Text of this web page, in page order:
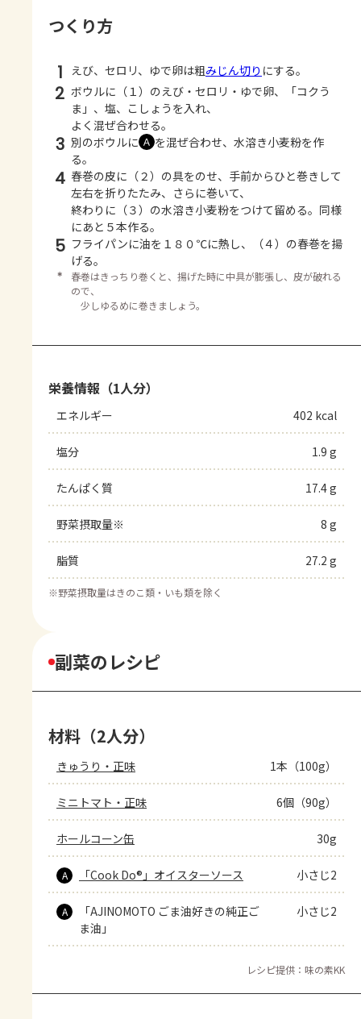
つくり方
1 えび、セロリ、ゆで卵は粗みじん切り にする。
2 ボウルに（１）のえび・セロリ・ゆで卵、「コクう
ま」、塩、こしょうを入れ、
よく混ぜ合わせる。
3 別のボウルに Ａ を混ぜ合わせ、水溶き小麦粉を作
る。
4 春巻の皮に（２）の具をのせ、手前からひと巻きして
左右を折りたたみ、さらに巻いて、
終わりに（３）の水溶き小麦粉をつけて留める。同様
にあと５本作る。
5 フライパンに油を１８０℃に熱し、（４）の春巻を揚
げる。
＊
春巻はきっちり巻くと、揚げた時に中具が膨張し、皮が破れる
ので、
少しゆるめに巻きましょう。
栄養情報（1人分）
エネルギー 402 kcal
塩分 1.9 g
たんぱく質 17.4 g
野菜摂取量※ 8 g
脂質 27.2 g
※野菜摂取量はきのこ類・いも類を除く
副菜のレシピ
材料（2人分）
きゅうり・正味 1本（100g）
ミニトマト・正味 6個（90g）
ホールコーン缶 30g
A 「Cook Do®」オイスターソース 小さじ2
A
「AJINOMOTO ごま油好きの純正ご
ま油」
小さじ2
レシピ提供：味の素KK